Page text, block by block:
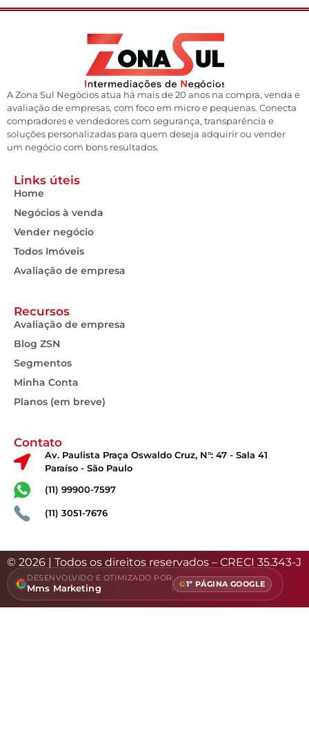
A Zona Sul Negócios atua há mais de 20 anos na compra, venda e
avaliação de empresas, com foco em micro e pequenas. Conecta
compradores e vendedores com segurança, transparência e
soluções personalizadas para quem deseja adquirir ou vender
um negócio com bons resultados.
Links úteis
Home
Negócios à venda
Vender negócio
Todos Imóveis
Avaliação de empresa
Recursos
Avaliação de empresa
Blog ZSN
Segmentos
Minha Conta
Planos (em breve)
Contato
Av. Paulista Praça Oswaldo Cruz, N°: 47 - Sala 41
Paraíso - São Paulo
(11) 99900-7597
(11) 3051-7676
© 2026 | Todos os direitos reservados – CRECI 35.343-J
DESENVOLVIDO E OTIMIZADO POR
Mms Marketing 1º PÁGINA GOOGLE